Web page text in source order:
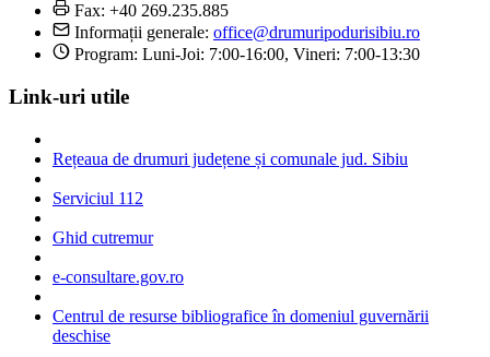
Fax: +40 269.235.885
Informații generale: office@drumuripodurisibiu.ro
Program: Luni-Joi: 7:00-16:00, Vineri: 7:00-13:30
Link-uri utile
Rețeaua de drumuri județene și comunale jud. Sibiu
Serviciul 112
Ghid cutremur
e-consultare.gov.ro
Centrul de resurse bibliografice în domeniul guvernării
deschise